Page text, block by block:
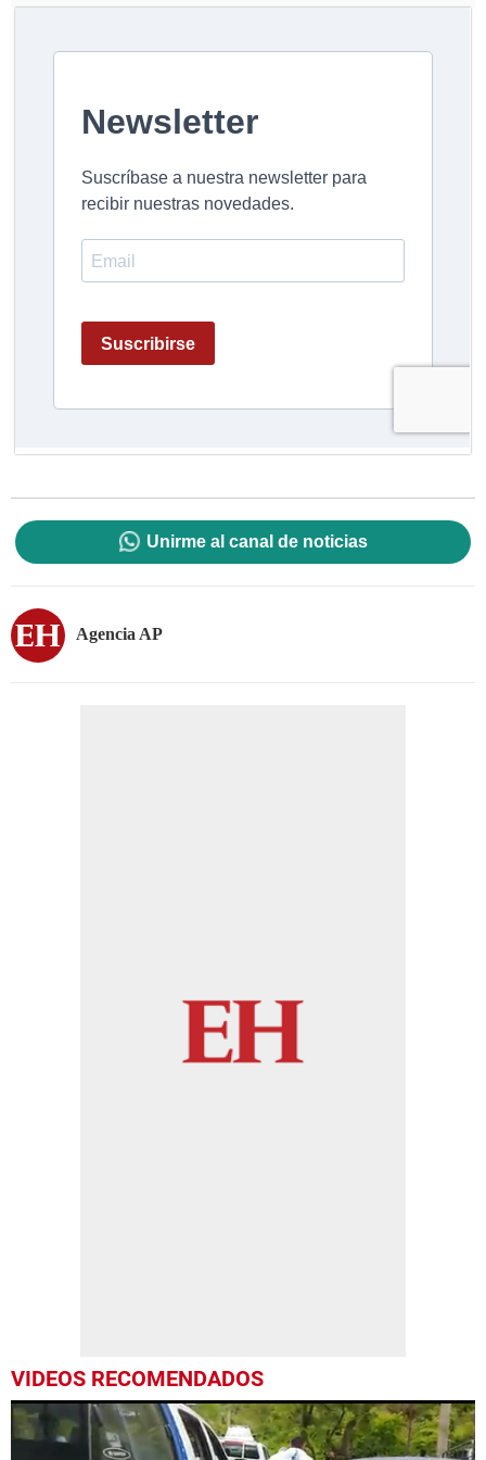
Unirme al canal de noticias
Agencia AP
VIDEOS RECOMENDADOS